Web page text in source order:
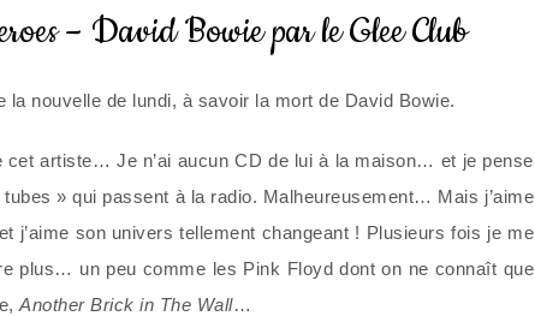
– David Bowie par le Glee Club
nouvelle de lundi, à savoir la mort de David Bowie.
cet artiste… Je n’ai aucun CD de lui à la maison… et je pense
» qui passent à la radio. Malheureusement… Mais j’aime
j’aime son univers tellement changeant ! Plusieurs fois je me
plus… un peu comme les Pink Floyd dont on ne connaît que
Another Brick in The Wall…